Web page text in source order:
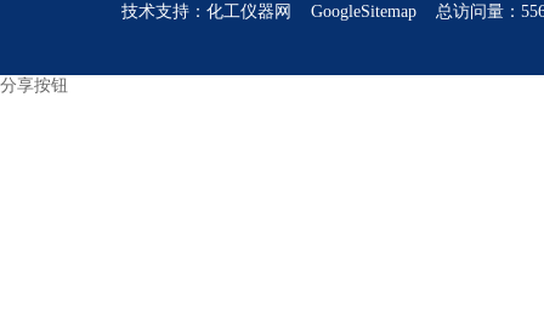
技术支持： 化工仪器网 GoogleSitemap 总访问量：
分享按钮